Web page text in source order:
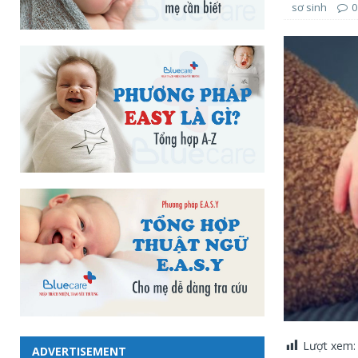
sơ sinh 0
Lượt xem:
ADVERTISEMENT